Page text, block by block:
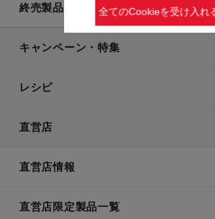
終売製品一覧
キャンペーン・特集
レシピ
直営店
直営店情報
直営店限定製品一覧
全てのCookieを受け入れ